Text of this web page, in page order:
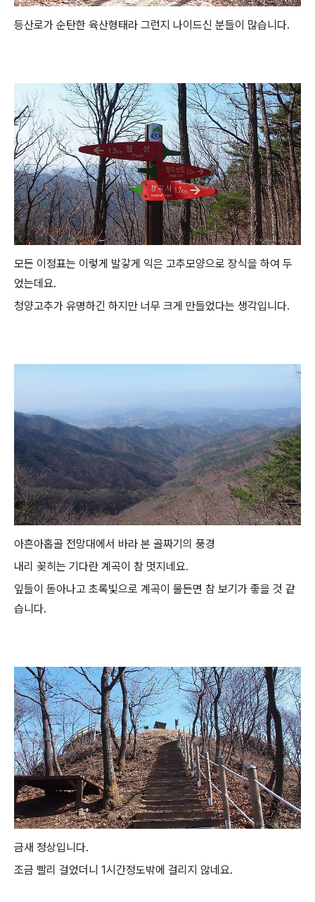
등산로가 순탄한 육산형태라 그런지 나이드신 분들이 많습니다.
모든 이정표는 이렇게 발갛게 익은 고추모양으로 장식을 하여 두
었는데요.
청양고추가 유명하긴 하지만 너무 크게 만들었다는 생각입니다.
아흔아홉골 전망대에서 바라 본 골짜기의 풍경
내리 꽂히는 기다란 계곡이 참 멋지네요.
잎들이 돋아나고 초록빛으로 계곡이 물든면 참 보기가 좋을 것 같
습니다.
금새 정상입니다.
조금 빨리 걸었더니 1시간정도밖에 걸리지 않네요.